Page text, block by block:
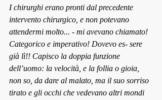
I chirurghi erano pronti dal precedente
intervento chirurgico, e non potevano
attendermi molto... - mi avevano chiamato!
Categorico e imperativo! Dovevo es- sere
già lì!! Capisco la doppia funzione
dell’uomo: la velocità, e la follia o gioia,
non so, da dare al malato, ma il suo sorriso
tirato e gli occhi che vedevano altri mondi